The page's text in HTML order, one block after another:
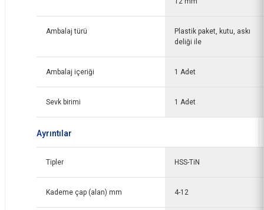
Ambalaj türü
Plastik paket, kutu, askı
deliği ile
Ambalaj içeriği 1 Adet
Sevk birimi 1 Adet
Ayrıntılar
Tipler HSS-TiN
Kademe çap (alan) mm 4-12